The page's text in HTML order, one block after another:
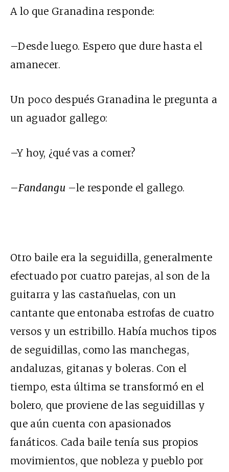
A lo que Granadina responde:
–Desde luego. Espero que dure hasta el
amanecer.
Un poco después Granadina le pregunta a
un aguador gallego:
–Y hoy, ¿qué vas a comer?
–Fandangu –le responde el gallego.
Otro baile era la seguidilla, generalmente
efectuado por cuatro parejas, al son de la
guitarra y las castañuelas, con un
cantante que entonaba estrofas de cuatro
versos y un estribillo. Había muchos tipos
de seguidillas, como las manchegas,
andaluzas, gitanas y boleras. Con el
tiempo, esta última se transformó en el
bolero, que proviene de las seguidillas y
que aún cuenta con apasionados
fanáticos. Cada baile tenía sus propios
movimientos, que nobleza y pueblo por